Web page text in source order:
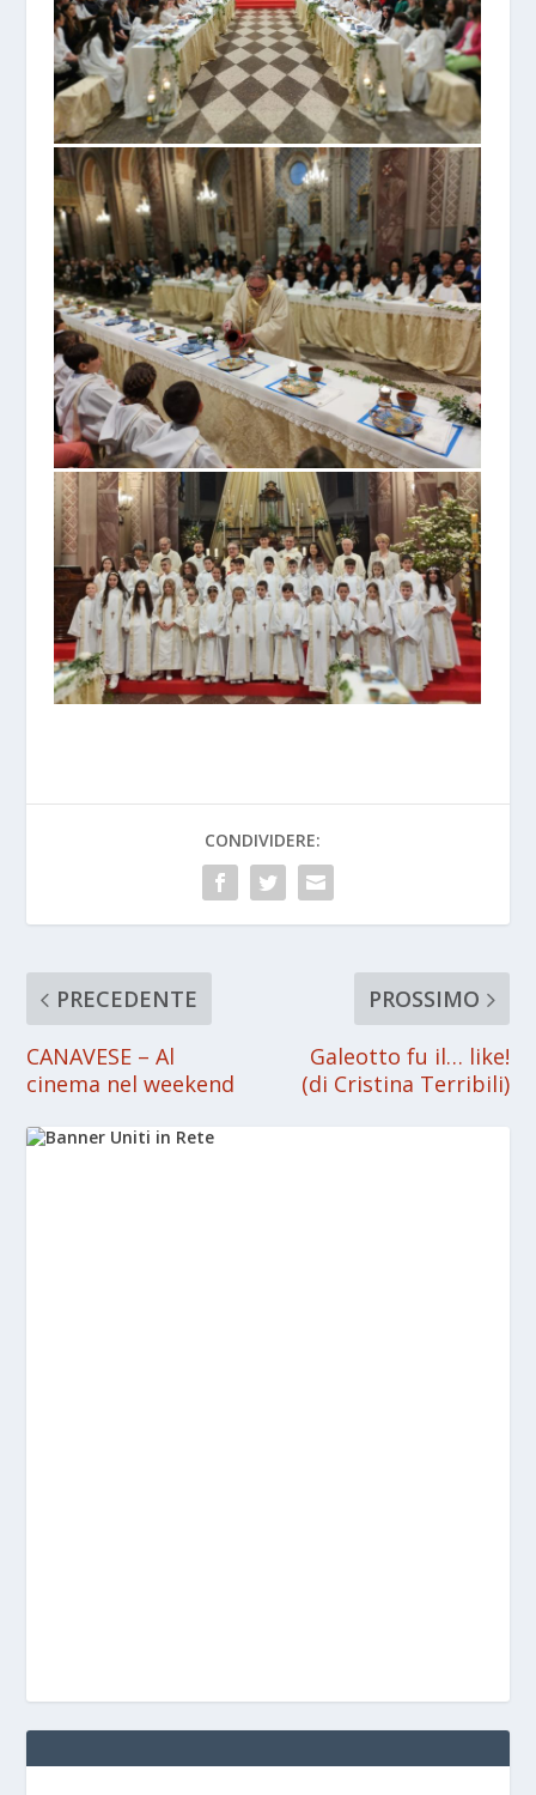
CONDIVIDERE:
PRECEDENTE
CANAVESE – Al
cinema nel weekend
PROSSIMO
Galeotto fu il… like!
(di Cristina Terribili)